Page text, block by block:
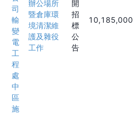
司
輸
變
電
工
程
處
中
區
施
辦公場所
暨倉庫環
境清潔維
護及雜役
工作
開
招
標
公
告
10,185,000